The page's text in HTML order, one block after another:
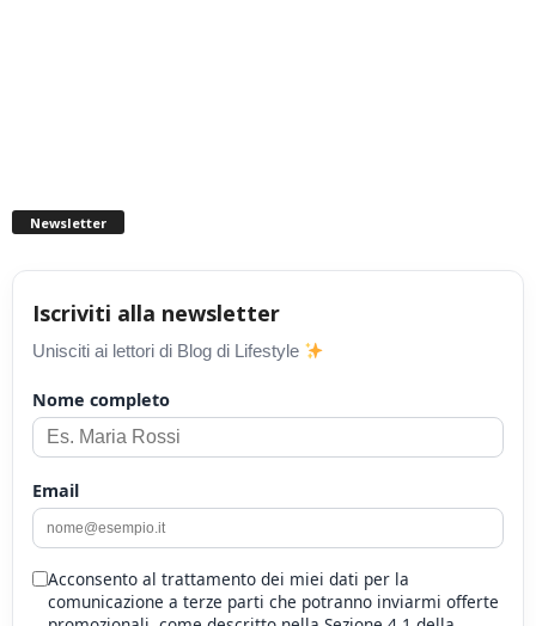
Newsletter
Iscriviti alla newsletter
Unisciti ai lettori di Blog di Lifestyle
Nome completo
Email
Acconsento al trattamento dei miei dati per la
comunicazione a terze parti che potranno inviarmi offerte